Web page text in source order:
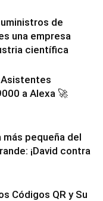
de
una empresa
científica
a Alexa 🚀
pequeña del
¡David contra
Códigos QR y Su